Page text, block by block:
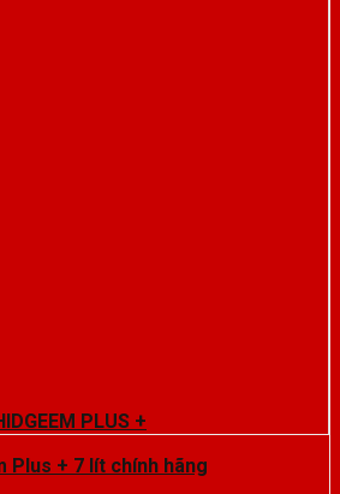
Plus + 7 lít chính hãng